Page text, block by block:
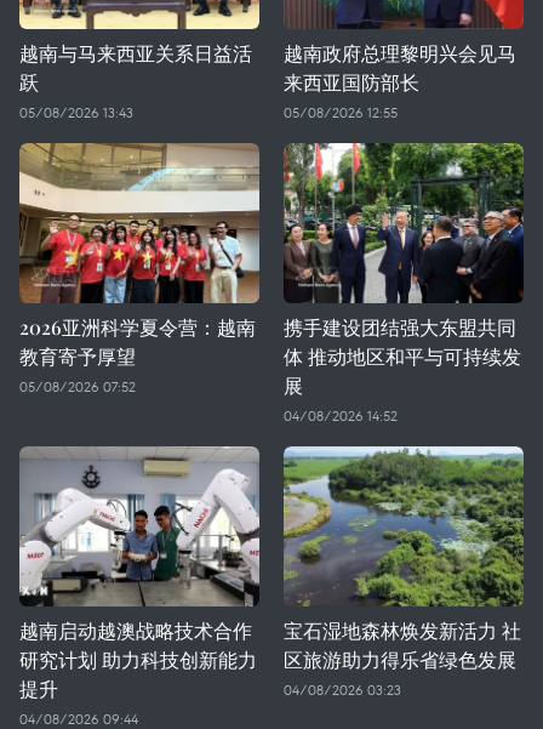
越南与马来西亚关系日益活
跃
05/08/2026 13:43
越南政府总理黎明兴会见马
来西亚国防部长
05/08/2026 12:55
2026亚洲科学夏令营：越南
教育寄予厚望
05/08/2026 07:52
携手建设团结强大东盟共同
体 推动地区和平与可持续发
展
04/08/2026 14:52
越南启动越澳战略技术合作
研究计划 助力科技创新能力
提升
04/08/2026 09:44
宝石湿地森林焕发新活力 社
区旅游助力得乐省绿色发展
04/08/2026 03:23